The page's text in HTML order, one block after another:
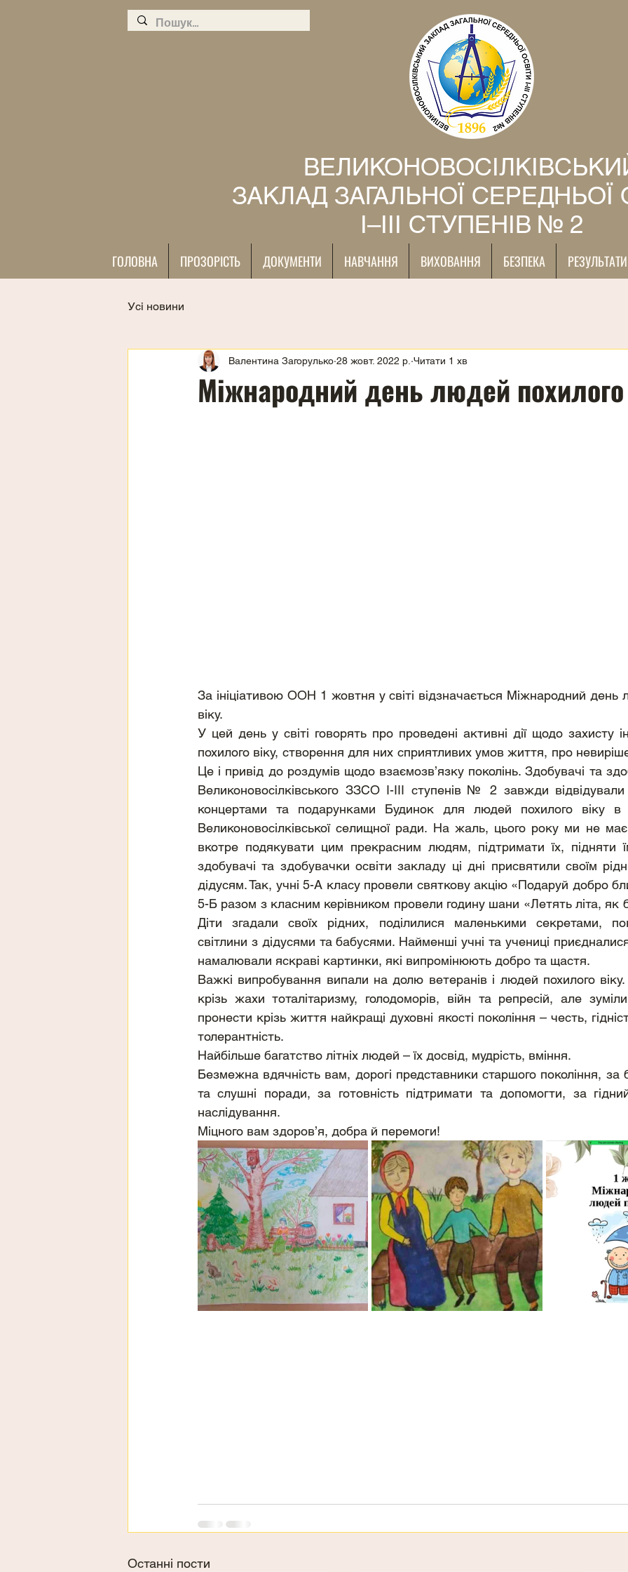
ЗАКЛАД ЗАГАЛЬНОЇ СЕРЕДНЬОЇ
І–ІІІ СТУПЕНІВ № 2
ГОЛОВНА ПРОЗОРІСТЬ ДОКУМЕНТИ НАВЧАННЯ ВИХОВАННЯ БЕЗПЕКА РЕЗУЛЬТАТИ
Усі новини
Міжнародний день людей похилого
Валентина Загорулько 28 жовт. 2022 р. Читати 1 хв
За ініціативою ООН 1 жовтня у світі відзначається Міжнародний день
віку.
У цей день у світі говорять про проведені активні дії щодо захисту
похилого віку, створення для них сприятливих умов життя, про
Це і привід до роздумів щодо взаємозв’язку поколінь. Здобувачі та
Великоновосілківського ЗЗСО І-ІІІ ступенів № 2 завжди
концертами та подарунками Будинок для людей похилого віку в
Великоновосілківської селищної ради. На жаль, цього року ми не
вкотре подякувати цим прекрасним людям, підтримати їх, підняти
здобувачі та здобувачки освіти закладу ці дні присвятили своїм
дідусям. Так, учні 5-А класу провели святкову акцію «Подаруй добро
5-Б разом з класним керівником провели годину шани «Летять літа, як
Діти згадали своїх рідних, поділилися маленькими секретами,
світлини з дідусями та бабусями. Найменші учні та учениці
намалювали яскраві картинки, які випромінюють добро та щастя.
Важкі випробування випали на долю ветеранів і людей похилого
крізь жахи тоталітаризму, голодоморів, війн та репресій, але
пронести крізь життя найкращі духовні якості покоління – честь,
толерантність.
Найбільше багатство літніх людей – їх досвід, мудрість, вміння.
Безмежна вдячність вам, дорогі представники старшого покоління, за
та слушні поради, за готовність підтримати та допомогти, за
наслідування.
Міцного вам здоров’я, добра й перемоги!
Останні пости